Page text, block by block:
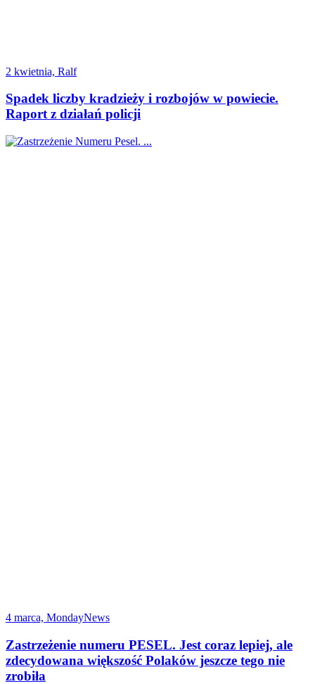
2 kwietnia, Ralf
Spadek liczby kradzieży i rozbojów w powiecie.
Raport z działań policji
4 marca, MondayNews
Zastrzeżenie numeru PESEL. Jest coraz lepiej, ale
zdecydowana większość Polaków jeszcze tego nie
zrobiła